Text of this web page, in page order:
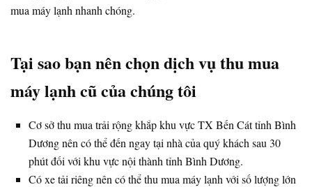
mua máy lạnh nhanh chóng.
Tại sao bạn nên chọn dịch vụ thu mua
máy lạnh cũ của chúng tôi
Cơ sở thu mua trải rộng khắp khu vực TX Bến Cát tỉnh Bình
Dương nên có thể đến ngay tại nhà của quý khách sau 30
phút đối với khu vực nội thành tỉnh Bình Dương.
Có xe tải riêng nên có thể thu mua máy lạnh với số lượng lớn